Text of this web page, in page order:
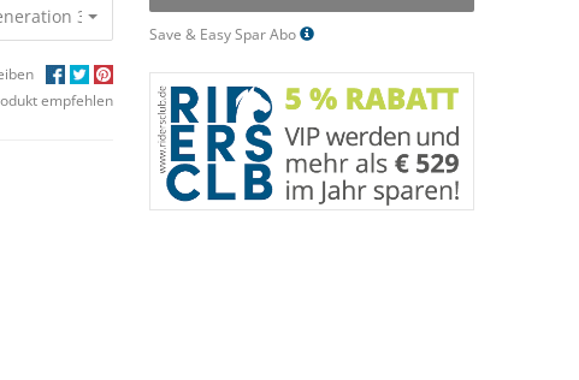
32,00 €
empfehlen
Save & Easy Spar Abo